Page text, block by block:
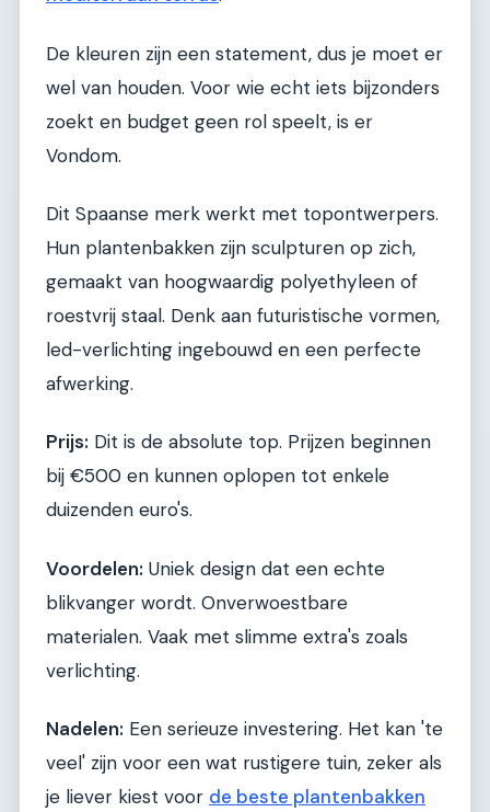
De kleuren zijn een statement, dus je moet er
wel van houden. Voor wie echt iets bijzonders
zoekt en budget geen rol speelt, is er
Vondom.
Dit Spaanse merk werkt met topontwerpers.
Hun plantenbakken zijn sculpturen op zich,
gemaakt van hoogwaardig polyethyleen of
roestvrij staal. Denk aan futuristische vormen,
led-verlichting ingebouwd en een perfecte
afwerking.
Prijs: Dit is de absolute top. Prijzen beginnen
bij €500 en kunnen oplopen tot enkele
duizenden euro's.
Voordelen: Uniek design dat een echte
blikvanger wordt. Onverwoestbare
materialen. Vaak met slimme extra's zoals
verlichting.
Nadelen: Een serieuze investering. Het kan 'te
veel' zijn voor een wat rustigere tuin, zeker als
je liever kiest voor de beste plantenbakken